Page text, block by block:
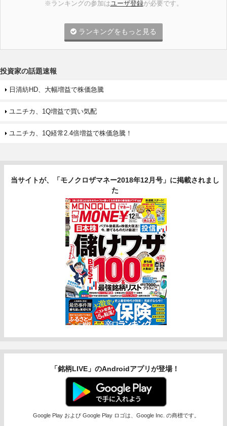
※ランキングの参加はユーザ登録が必要です。
ランキングをもっと見る
投資家の話題速報
日清紡HD、大幅増益で株価急騰
ユニチカ、1Q増益で買い気配
ユニチカ、1Q経常2.4倍増益で株価急騰！
当サイトが、「モノクロザマネー2018年12月号」に掲載されまし
た
「銘柄LIVE」のAndroidアプリが登場！
Google Play および Google Play ロゴは、Google Inc. の商標です。